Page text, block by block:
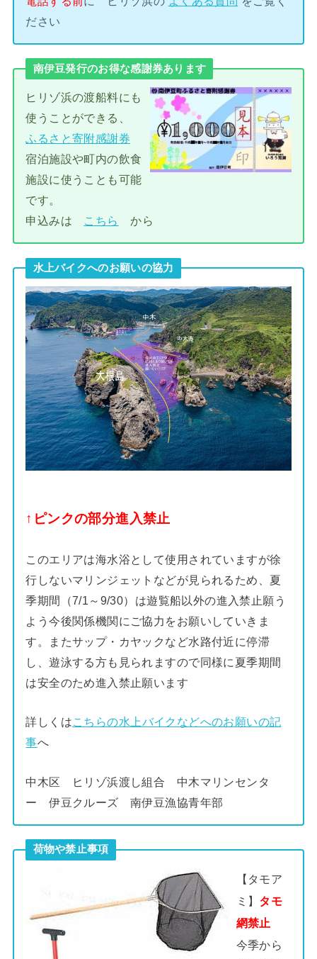
ださい
南伊豆発行のお得な感謝券あります
ヒリゾ浜の渡船料にも
使うことができる、
ふるさと寄附感謝券
宿泊施設や町内の飲食
施設に使うことも可能
です。
申込みは こちら から
水上バイクへのお願いの協力
↑ピンクの部分進入禁止
このエリアは海水浴として使用されていますが徐
行しないマリンジェットなどが見られるため、夏
季期間（7/1～9/30）は遊覧船以外の進入禁止願う
よう今後関係機関にご協力をお願いしていきま
す。またサップ・カヤックなど水路付近に停滞
し、遊泳する方も見られますので同様に夏季期間
は安全のため進入禁止願います
詳しくはこちらの水上バイクなどへのお願いの記
事へ
中木区 ヒリゾ浜渡し組合 中木マリンセンタ
ー 伊豆クルーズ 南伊豆漁協青年部
荷物や禁止事項
【タモア
ミ】 タモ
網禁止
今季から